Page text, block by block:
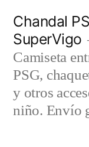
contenido
Chandal
SuperVigo
Camiseta
PSG,
y otros
niño. Envío